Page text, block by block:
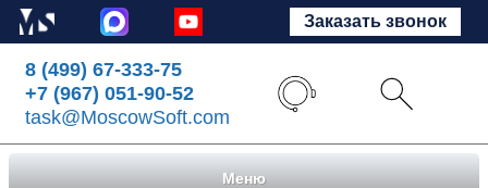
Заказать звонок
8 (499) 67-333-75
+7 (967) 051-90-52
task@MoscowSoft.com
Меню